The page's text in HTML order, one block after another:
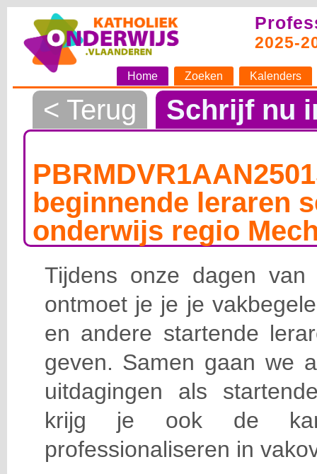
2025-
Home Zoeken Kalenders
< Terug Schrijf nu
beginnende leraren
onderwijs regio
Tijdens onze dagen van
ontmoet je je je
en andere startende
geven. Samen gaan we
uitdagingen als
krijg je ook de
professionaliseren in